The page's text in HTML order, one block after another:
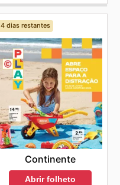
4 dias restantes
Continente
Abrir folheto